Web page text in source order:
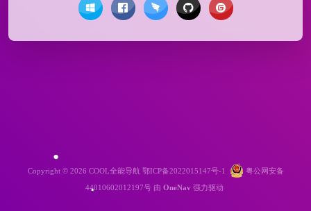
Copyright © 2026 COOL全能导航 鄂ICP备2022015147号-1
粤公网安备
44010602012197号 由 OneNav 强力驱动